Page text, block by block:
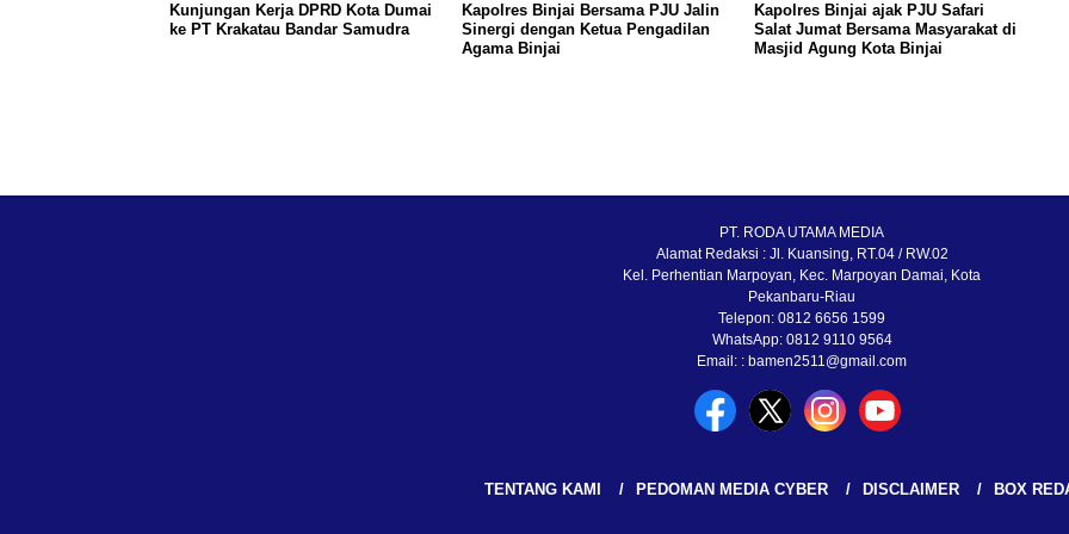
Kunjungan Kerja DPRD Kota Dumai
ke PT Krakatau Bandar Samudra
Kapolres Binjai Bersama PJU Jalin
Sinergi dengan Ketua Pengadilan
Agama Binjai
Kapolres Binjai ajak PJU Safari
Salat Jumat Bersama Masyarakat di
Masjid Agung Kota Binjai
PT. RODA UTAMA MEDIA
Alamat Redaksi : Jl. Kuansing, RT.04 / RW.02
Kel. Perhentian Marpoyan, Kec. Marpoyan Damai, Kota
Pekanbaru-Riau
Telepon: 0812 6656 1599
WhatsApp: 0812 9110 9564
Email: : bamen2511@gmail.com
TENTANG KAMI PEDOMAN MEDIA CYBER DISCLAIMER BOX